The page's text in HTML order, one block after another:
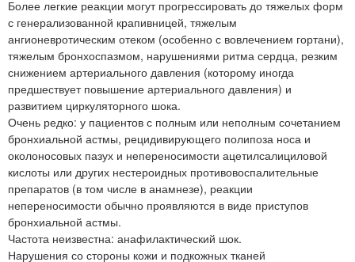
Более легкие реакции могут прогрессировать до тяжелых форм
с генерализованной крапивницей, тяжелым
ангионевротическим отеком (особенно с вовлечением гортани),
тяжелым бронхоспазмом, нарушениями ритма сердца, резким
снижением артериального давления (которому иногда
предшествует повышение артериального давления) и
развитием циркуляторного шока.
Очень редко: у пациентов с полным или неполным сочетанием
бронхиальной астмы, рецидивирующего полипоза носа и
околоносовых пазух и непереносимости ацетилсалициловой
кислоты или других нестероидных противовоспалительные
препаратов (в том числе в анамнезе), реакции
непереносимости обычно проявляются в виде приступов
бронхиальной астмы.
Частота неизвестна: анафилактический шок.
Нарушения со стороны кожи и подкожных тканей